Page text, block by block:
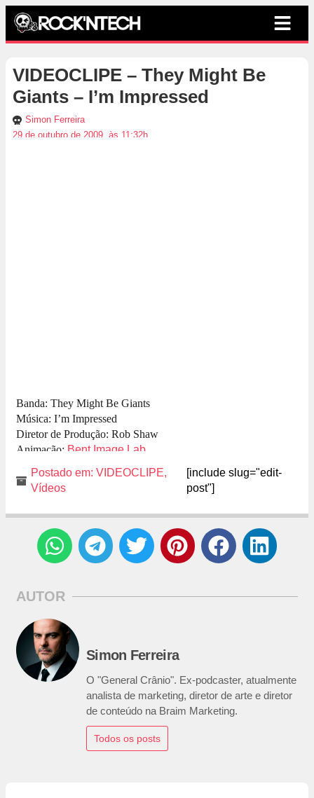
VIDEOCLIPE – They Might Be
Giants – I’m Impressed
Simon Ferreira
29 de outubro de 2009, às 11:32h
Banda: They Might Be Giants
Música: I’m Impressed
Diretor de Produção: Rob Shaw
Animação: Bent Image Lab
Postado em: VIDEOCLIPE,
Vídeos
[include slug="edit-
post"]
AUTOR
Simon Ferreira
O "General Crânio". Ex-podcaster, atualmente
analista de marketing, diretor de arte e diretor
de conteúdo na Braim Marketing.
Todos os posts